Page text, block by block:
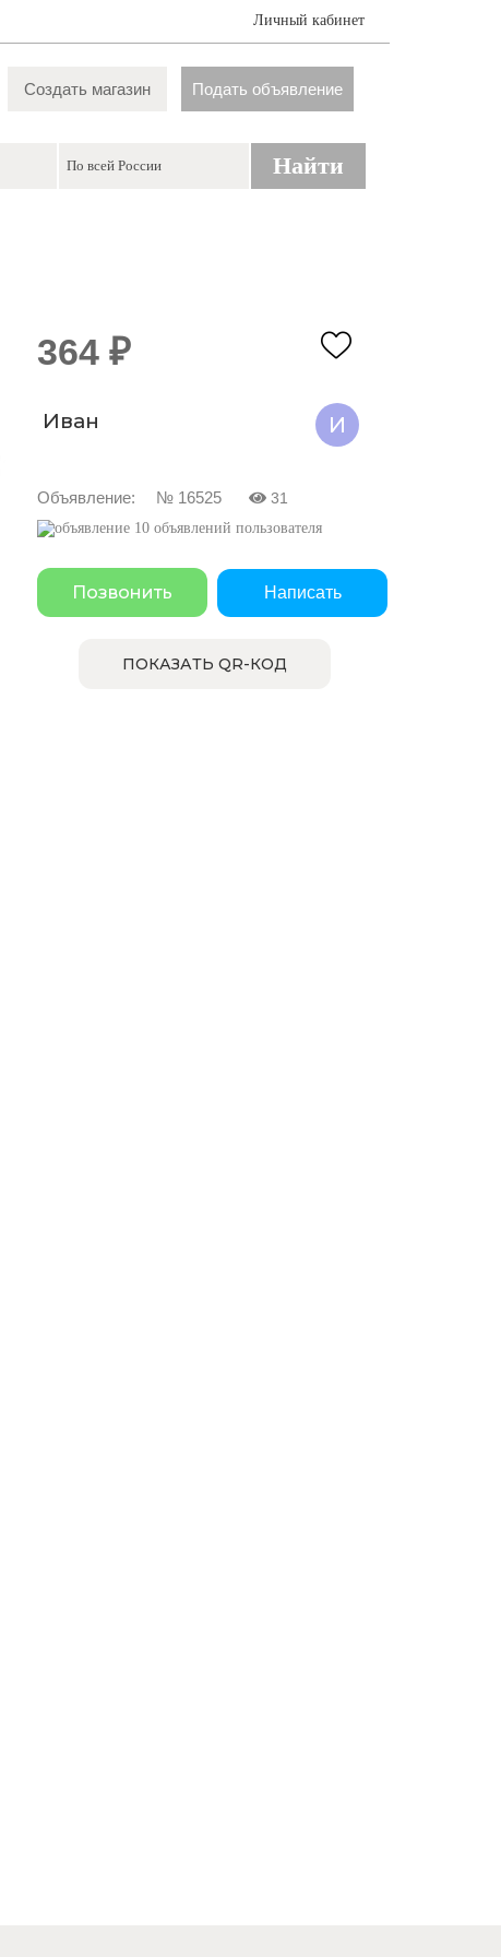
Личный кабинет
Создать магазин Подать объявление
Найти
364 ₽
Иван И
Объявление: № 16525 31
10 объявлений пользователя
Позвонить Написать
ПОКАЗАТЬ QR-КОД